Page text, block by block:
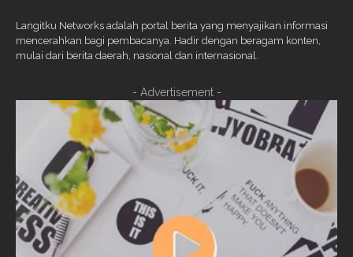
Langitku Networks adalah portal berita yang menyajikan informasi
mencerahkan bagi pembacanya. Hadir dengan beragam konten,
mulai dari berita daerah, nasional dan internasional.
- Advertisement -